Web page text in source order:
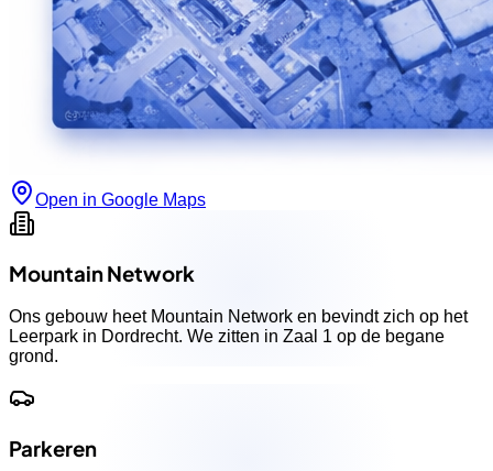
Open in Google Maps
Mountain Network
Ons gebouw heet Mountain Network en bevindt zich op het
Leerpark in Dordrecht. We zitten in Zaal 1 op de begane
grond.
Parkeren